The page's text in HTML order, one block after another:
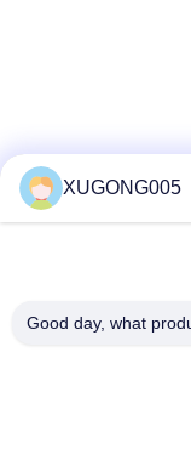
XUGONG005
Good day, what